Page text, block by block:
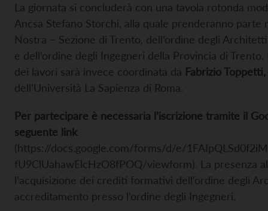
La giornata si concluderà con una tavola rotonda
Ancsa Stefano Storchi, alla quale prenderanno parte
Nostra – Sezione di Trento, dell’ordine degli
e dell’ordine degli Ingegneri della Provincia di
dei lavori sarà invece coordinata da Fabrizio Toppetti,
dell’Università La Sapienza di Roma.
Per partecipare è necessaria l’iscrizione tramite il
seguente link
(https://docs.google.com/forms/d/e/
fU9ClUahawElcHzO8fPOQ/viewform). La presenza
l’acquisizione dei crediti formativi dell’ordine degli
accreditamento presso l’ordine degli Ingegneri.